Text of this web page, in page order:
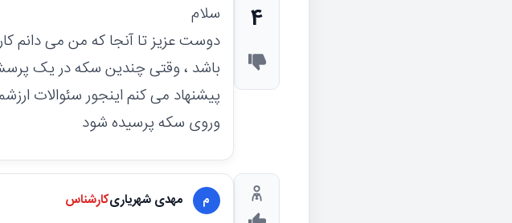
4
سلام
دوست عزیز تا آنجا که من می
باشد ، وقتی چندین سکه در یک
پیشنهاد می کنم اینجور سئوالات
وروی سکه پرسیده شود
م مهدی شهریاریکارشناس